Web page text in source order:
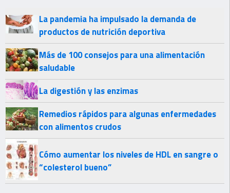
La pandemia ha impulsado la demanda de
productos de nutrición deportiva
Más de 100 consejos para una alimentación
saludable
La digestión y las enzimas
Remedios rápidos para algunas enfermedades
con alimentos crudos
Cómo aumentar los niveles de HDL en sangre o
“colesterol bueno”